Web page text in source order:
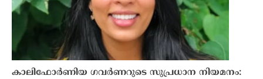
കാലിഫോർണിയ ഗവർണറുടെ സുപ്രധാന നിയമനം: